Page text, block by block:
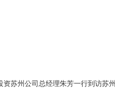
资苏州公司总经理朱芳一行到访苏